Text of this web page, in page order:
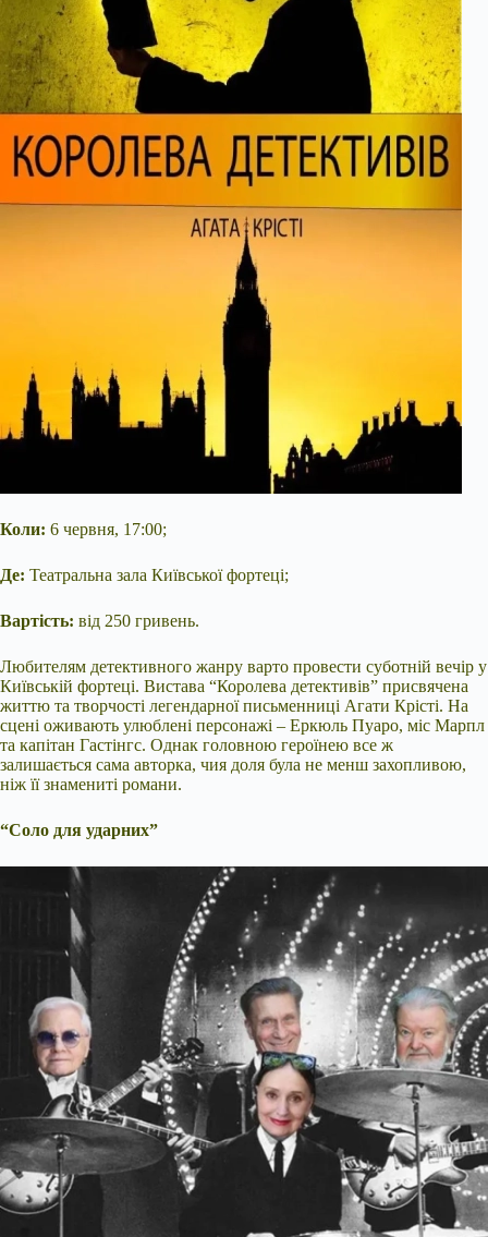
Коли: 6 червня, 17:00;
Де: Театральна зала Київської фортеці;
Вартість: від 250 гривень.
Любителям детективного жанру варто провести суботній вечір у
Київській фортеці. Вистава “Королева детективів” присвячена
життю та творчості легендарної письменниці Агати Крісті. На
сцені оживають улюблені персонажі – Еркюль Пуаро, міс Марпл
та капітан Гастінгс. Однак головною героїнею все ж
залишається сама авторка, чия доля була не менш захопливою,
ніж її знамениті романи.
“Соло для ударних”